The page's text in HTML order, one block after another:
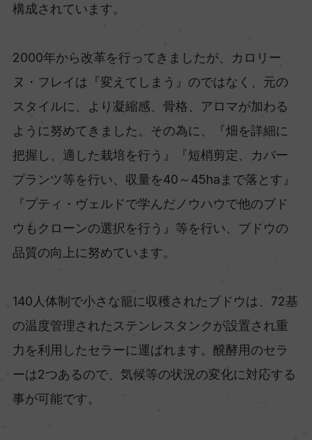
構成されています。
2000年から改革を行ってきましたが、カロリー
ヌ・フレイは『変えてしまう』のではなく、元の
スタイルに、より凝縮感、骨格、アロマが加わる
ように努めてきました。その為に、『畑を詳細に
把握し、適した栽培を行う』『短梢剪定、カバー
プランツ等を行い、収量を40～45haまで落とす』
『プティ・ヴェルドで学んだノウハウで他のブド
ウもクローンの選択を行う』等を行い、ブドウの
品質の向上に努めています。
140人体制で小さな籠に収穫されたブドウは、72基
の温度管理されたステンレスタンクが設置され重
力を利用したセラーに運ばれます。醗酵用のセラ
ーは2つあるので、気候等の状況の変化に対応する
事が可能です。